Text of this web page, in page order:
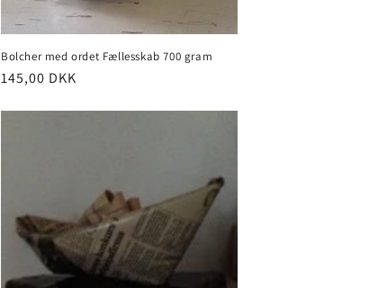
Bolcher med ordet Fællesskab 700 gram
Normalpris
145,00 DKK